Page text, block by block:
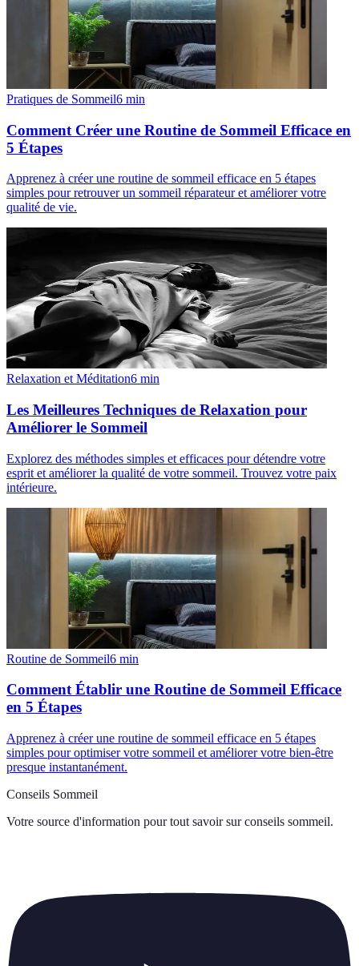
Pratiques de Sommeil6 min
Comment Créer une Routine de Sommeil Efficace en
5 Étapes
Apprenez à créer une routine de sommeil efficace en 5 étapes
simples pour retrouver un sommeil réparateur et améliorer votre
qualité de vie.
Relaxation et Méditation6 min
Les Meilleures Techniques de Relaxation pour
Améliorer le Sommeil
Explorez des méthodes simples et efficaces pour détendre votre
esprit et améliorer la qualité de votre sommeil. Trouvez votre paix
intérieure.
Routine de Sommeil6 min
Comment Établir une Routine de Sommeil Efficace
en 5 Étapes
Apprenez à créer une routine de sommeil efficace en 5 étapes
simples pour optimiser votre sommeil et améliorer votre bien-être
presque instantanément.
Conseils Sommeil
Votre source d'information pour tout savoir sur conseils sommeil.